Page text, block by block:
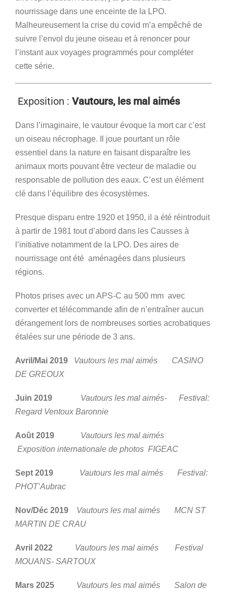
nourrissage dans une enceinte de la LPO.
Malheureusement la crise du covid m’a empêché de
suivre l’envol du jeune oiseau et à renoncer pour
l’instant aux voyages programmés pour compléter
cette série.
Exposition : Vautours, les mal aimés
Dans l’imaginaire, le vautour évoque la mort car c’est
un oiseau nécrophage. Il joue pourtant un rôle
essentiel dans la nature en faisant disparaître les
animaux morts pouvant être vecteur de maladie ou
responsable de pollution des eaux. C’est un élément
clé dans l’équilibre des écosystèmes.
Presque disparu entre 1920 et 1950, il a été réintroduit
à partir de 1981 tout d’abord dans les Causses à
l’initiative notamment de la LPO. Des aires de
nourrissage ont été aménagées dans plusieurs
régions.
Photos prises avec un APS-C au 500 mm avec
converter et télécommande afin de n’entraîner aucun
dérangement lors de nombreuses sorties acrobatiques
étalées sur une période de 3 ans.
Avril/Mai 2019 Vautours les mal aimés
CASINO
DE GREOUX
Juin 2019
Vautours les mal aimés- Festival:
Regard Ventoux Baronnie
Août 2019
Vautours les mal aimés
Exposition internationale de photos FIGEAC
Sept 2019 Vautours les mal aimés Festival:
PHOT’Aubrac
Nov/Déc 2019 Vautours les mal aimés MCN ST
MARTIN DE CRAU
Avril 2022 Vautours les mal aimés Festival
MOUANS- SARTOUX
Mars 2025 Vautours les mal aimés Salon de